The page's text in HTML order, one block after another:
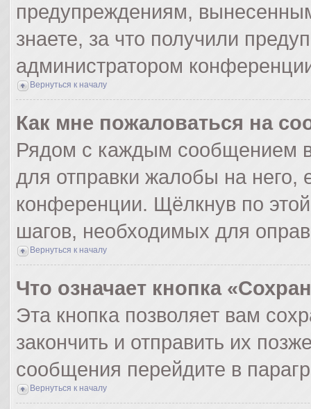
предупреждениям,
знаете, за что получили
администратором
Вернуться к началу
Как мне пожаловаться на
Рядом с каждым сообщением
для отправки жалобы на него,
конференции. Щёлкнув по
шагов, необходимых для
Вернуться к началу
Что означает кнопка
Эта кнопка позволяет вам
закончить и отправить их
сообщения перейдите в
Вернуться к началу